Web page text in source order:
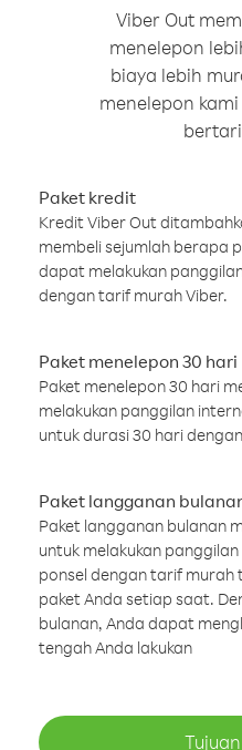
Viber Out
menelepon
biaya lebih
menelepon
Paket kredit
Kredit Viber Out
membeli sejumlah berapa
dapat melakukan
dengan tarif murah Viber.
Paket menelepon 30 hari
Paket menelepon 30 hari
melakukan panggilan
untuk durasi 30 hari
Paket langganan
Paket langganan bulanan
untuk melakukan
ponsel dengan tarif
paket Anda setiap saat.
bulanan, Anda dapat
tengah Anda lakukan